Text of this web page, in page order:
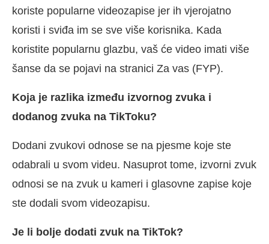
koriste popularne videozapise jer ih vjerojatno
koristi i sviđa im se sve više korisnika. Kada
koristite popularnu glazbu, vaš će video imati više
šanse da se pojavi na stranici Za vas (FYP).
Koja je razlika između izvornog zvuka i
dodanog zvuka na TikToku?
Dodani zvukovi odnose se na pjesme koje ste
odabrali u svom videu. Nasuprot tome, izvorni zvuk
odnosi se na zvuk u kameri i glasovne zapise koje
ste dodali svom videozapisu.
Je li bolje dodati zvuk na TikTok?